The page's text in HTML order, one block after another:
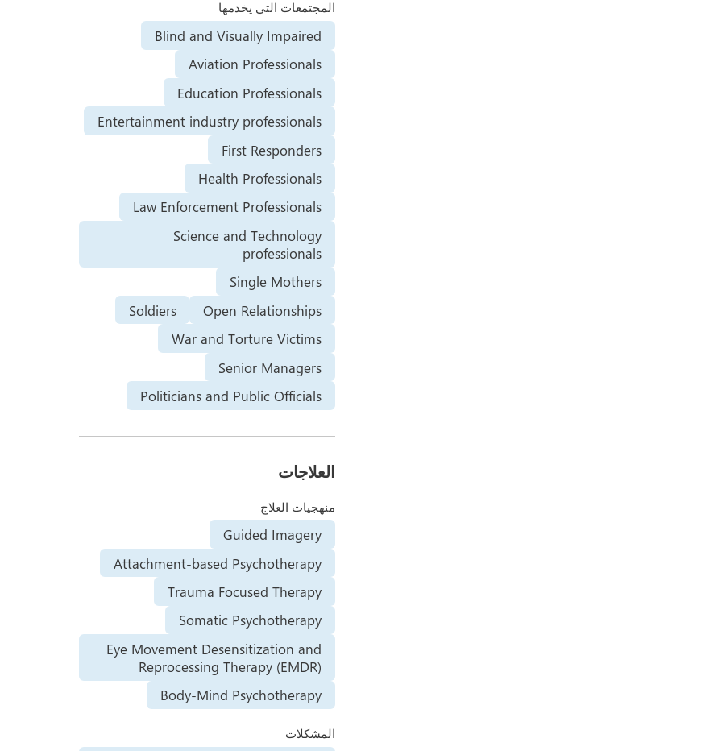
المجتمعات التي يخدمها
Blind and Visually Impaired
Aviation Professionals
Education Professionals
Entertainment industry professionals
First Responders
Health Professionals
Law Enforcement Professionals
Science and Technology
professionals
Single Mothers
Open Relationships
Soldiers
War and Torture Victims
Senior Managers
Politicians and Public Officials
العلاجات
منهجيات العلاج
Guided Imagery
Attachment-based Psychotherapy
Trauma Focused Therapy
Somatic Psychotherapy
Eye Movement Desensitization and
Reprocessing Therapy (EMDR)
Body-Mind Psychotherapy
المشكلات